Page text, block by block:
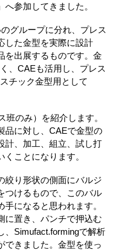
参加してきました。
グループに分れ、プレス
した金型を実際に設計
を出展するものです。金
、CAEも活用し、プレス
チック金型用として
班のみ）を紹介します。
品に対し、CAEで金型の
計、加工、組立、試し打
ことになります。
絞り形状の側面にバルジ
つけるもので、このバル
になると思われます。
に置き、パンチで押込む
、Simufact.formingで解析
できました。金型を使っ